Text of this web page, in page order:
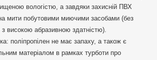
вологістю, а завдяки захисній ПВХ
мити побутовими миючими засобами (без
з високою абразивною здатністю).
поліпропілен не має запаху, а також є
матеріалом в рамках турботи про